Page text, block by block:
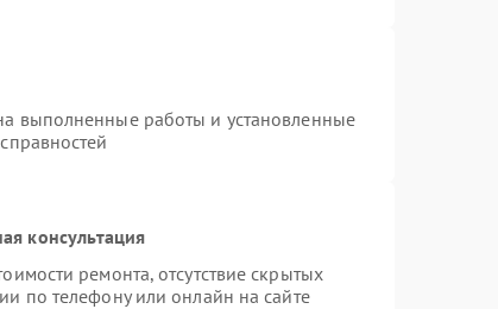
выполненные работы и установленные
консультация
ремонта, отсутствие скрытых
по телефону или онлайн на сайте